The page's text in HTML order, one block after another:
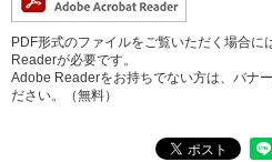
PDF形式のファイルをご覧いただく場合
Readerが必要です。
Adobe Readerをお持ちでない方は、バナ
ださい。（無料）